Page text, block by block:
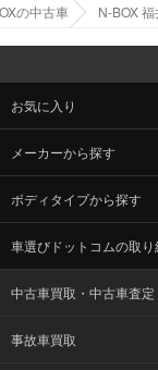
の中古車 N-BOX
お気に入り
メーカーから探す
ボディタイプから探す
車選びドットコムの取り
中古車買取・中古車査定
事故車買取